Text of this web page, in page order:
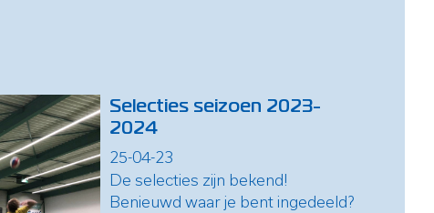
Selecties seizoen 2023-
2024
25-04-23
De selecties zijn bekend!
Benieuwd waar je bent ingedeeld?